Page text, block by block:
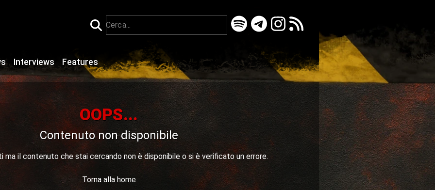
Interviews Features
OOPS...
Contenuto non disponibile
ma il contenuto che stai cercando non è disponibile o si è verificato un errore.
Torna alla home